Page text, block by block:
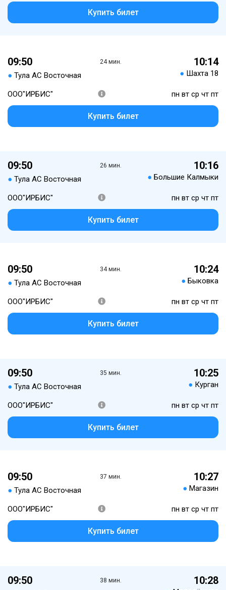
Купить билет
09:50
● Тула АС Восточная
24 мин. 10:14
● Шахта 18
ООО"ИРБИС" пн вт ср чт пт
Купить билет
09:50
● Тула АС Восточная
26 мин. 10:16
● Большие Калмыки
ООО"ИРБИС" пн вт ср чт пт
Купить билет
09:50
● Тула АС Восточная
34 мин. 10:24
● Быковка
ООО"ИРБИС" пн вт ср чт пт
Купить билет
09:50
● Тула АС Восточная
35 мин. 10:25
● Курган
ООО"ИРБИС" пн вт ср чт пт
Купить билет
09:50
● Тула АС Восточная
37 мин. 10:27
● Магазин
ООО"ИРБИС" пн вт ср чт пт
Купить билет
09:50 38 мин. 10:28